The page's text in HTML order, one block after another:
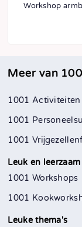
Workshop
Meer van
1001 Activiteiten
1001
1001
Leuk en leerzaam
1001 Workshops
1001
Leuke thema's